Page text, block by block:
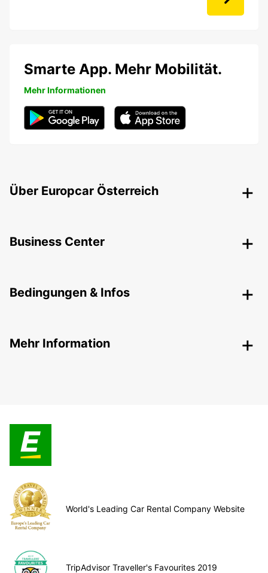
Smarte App. Mehr Mobilität.
Mehr Informationen
Über Europcar Österreich
Business Center
Bedingungen & Infos
Mehr Information
World's Leading Car Rental Company Website
TripAdvisor Traveller's Favourites 2019